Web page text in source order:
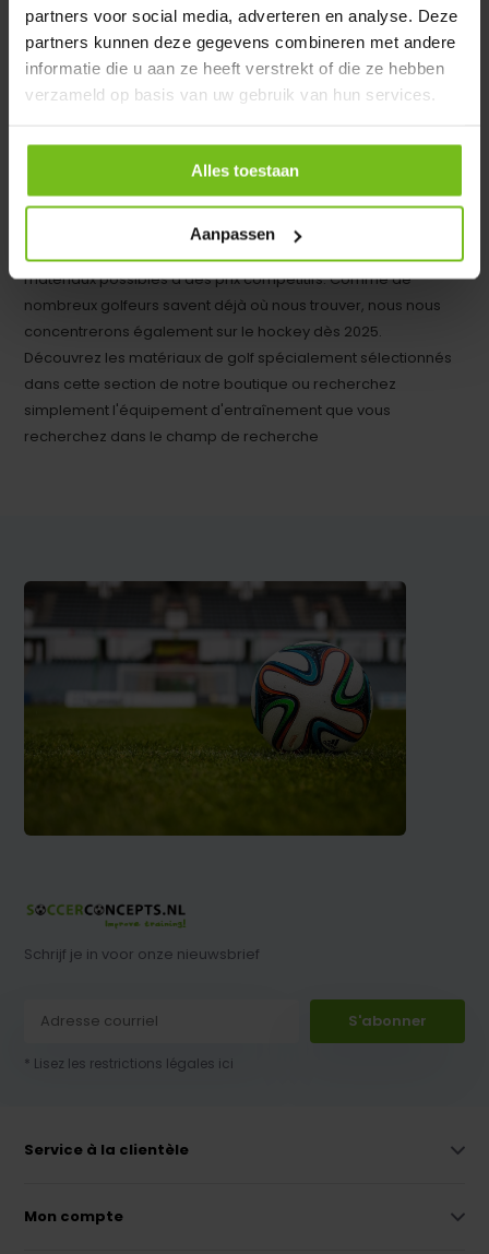
partners voor social media, adverteren en analyse. Deze
partners kunnen deze gegevens combineren met andere
informatie die u aan ze heeft verstrekt of die ze hebben
verzameld op basis van uw gebruik van hun services.
Alles toestaan
Aanpassen
Concepts de golf
Tous les matériels de formation possibles pour
et tous les matériels de terrain courants pour les sports de
Avec SoccerConcepts, nous fournissons désormais de
nombreux clubs de football aux Pays-Bas et en Belgique, en
tant que fournisseur fiable et permanent de tous les
matériaux possibles à des prix compétitifs. Comme de
nombreux golfeurs savent déjà où nous trouver, nous nous
concentrerons également sur le hockey dès 2025.
Découvrez les matériaux de golf spécialement sélectionnés
dans cette section de notre boutique ou recherchez
simplement l'équipement d'entraînement que vous
recherchez dans le champ de recherche
Schrijf je in voor onze nieuwsbrief
S'abonner
* Lisez les restrictions légales ici
Service à la clientèle
Mon compte